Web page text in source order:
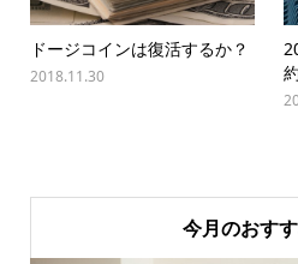
ドージコインは復活するか？
2018.11.30
今月のおす